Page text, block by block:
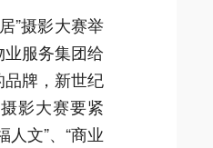
”摄影大赛举
服务集团给
牌，新世纪
影大赛要紧
人文”、“商业